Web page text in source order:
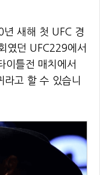
새해 첫 UFC 경
였던 UFC229에서
이틀전 매치에서
고 할 수 있습니